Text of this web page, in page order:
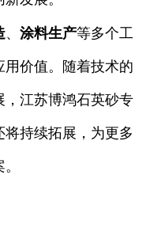
、 涂料生产等多个工
价值。随着技术的
江苏博鸿石英砂专
持续拓展，为更多